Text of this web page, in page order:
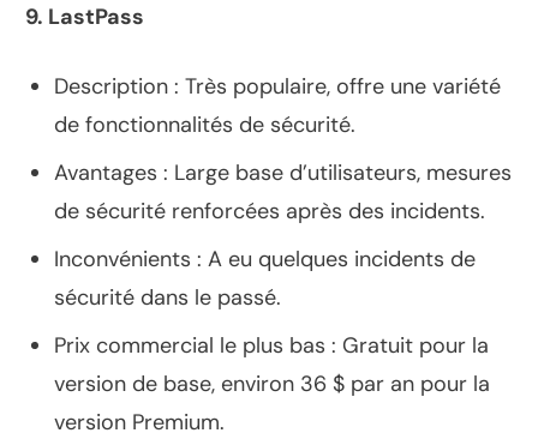
9. LastPass
Description : Très populaire, offre une variété
de fonctionnalités de sécurité.
Avantages : Large base d’utilisateurs, mesures
de sécurité renforcées après des incidents.
Inconvénients : A eu quelques incidents de
sécurité dans le passé.
Prix commercial le plus bas : Gratuit pour la
version de base, environ 36 $ par an pour la
version Premium.